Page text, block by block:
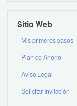
Sitio Web
Mis primeros pasos
Plan de Ahorro
Aviso Legal
Solicitar Invitación